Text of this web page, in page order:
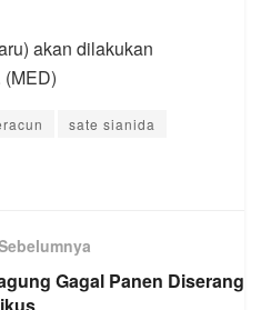
akan dilakukan
(MED)
sate sianida
Gagal Panen Diserang